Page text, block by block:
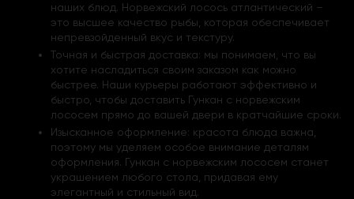
наших блюд. Норвежский лосось атлантический –
это высшее качество рыбы, которая обеспечивает
непревзойденный вкус и текстуру.
Точная и быстрая доставка: мы понимаем, что вы
хотите насладиться своим заказом как можно
быстрее. Наши курьеры работают эффективно и
быстро, чтобы доставить Гункан с норвежским
лососем прямо до вашей двери в кратчайшие сроки.
Изысканное оформление: красота блюда важна,
поэтому мы уделяем особое внимание деталям
оформления. Гункан с норвежским лососем станет
украшением любого стола, придавая ему
элегантный и стильный вид.